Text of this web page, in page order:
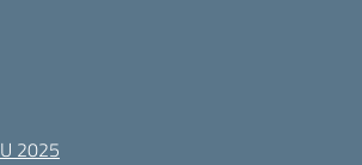
2025